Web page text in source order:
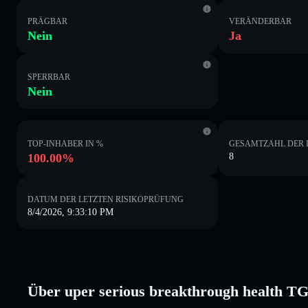
PRÄGBAR
Nein
VERÄNDERBAR
Ja
SPERRBAR
Nein
TOP-INHABER IN %
100.00%
GESAMTZAHL DER
8
DATUM DER LETZTEN RISIKOPRÜFUNG
8/4/2026, 9:33:10 PM
Über uper serious breakthrough health